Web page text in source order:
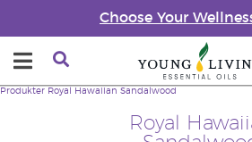
Choose Your
Royal
Produkter Royal Hawaiian Sandalwood